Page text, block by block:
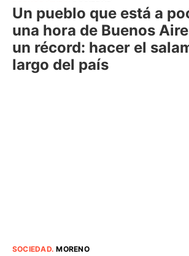
Un pueblo que está a
una hora de Buenos
un récord: hacer el
largo del país
SOCIEDAD.MORENO